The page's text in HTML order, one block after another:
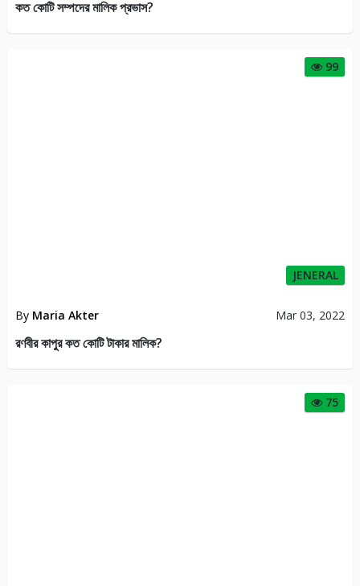
কত কোটি সম্পদের মালিক প্রভাস?
99
JENERAL
By Maria Akter Mar 03, 2022
রণবীর কাপুর কত কোটি টাকার মালিক?
75